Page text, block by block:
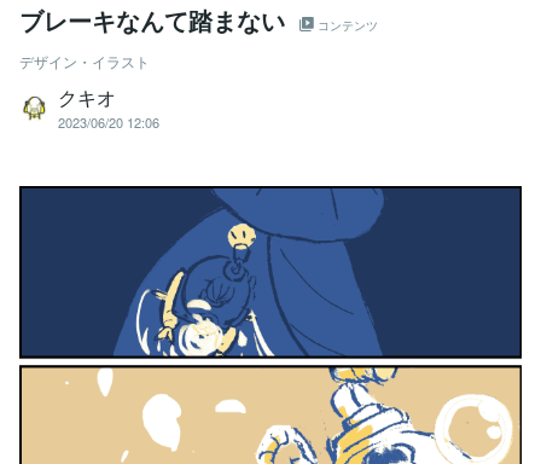
ブレーキなんて踏まない コンテンツ
デザイン・イラスト
クキオ
2023/06/20 12:06